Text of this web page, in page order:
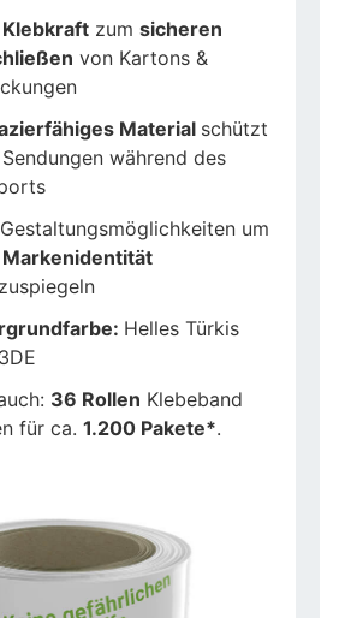
Klebkraft zum sicheren
von Kartons &
Material schützt
während des
Gestaltungsmöglichkeiten um
Markenidentität
Helles Türkis
36 Rollen Klebeband
für ca. 1.200 Pakete*.